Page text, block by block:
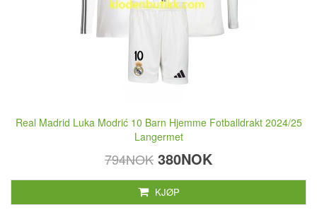
Real Madrid Luka Modrić 10 Barn Hjemme Fotballdrakt 2024/25
Langermet
794NOK 380NOK
KJØP